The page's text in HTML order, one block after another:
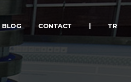
BLOG CONTACT | TR